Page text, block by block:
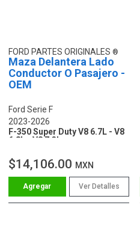
FORD PARTES ORIGINALES
Maza Delantera Lado
Conductor O Pasajero -
OEM
Ford Serie F
2023-2026
F-350 Super Duty V8 6.7L - V8
6.8L - V8 7.3L
$14,106.00 MXN
Ver Detalles